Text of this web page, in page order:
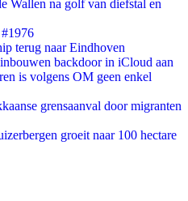
Wallen na golf van diefstal en
terug naar Eindhoven
backdoor in iCloud aan
is volgens OM geen enkel
grensaanval door migranten
groeit naar 100 hectare